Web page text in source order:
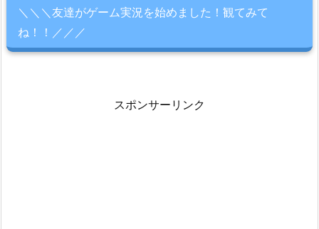
＼＼＼友達がゲーム実況を始めました！観てみて
ね！！／／／
スポンサーリンク